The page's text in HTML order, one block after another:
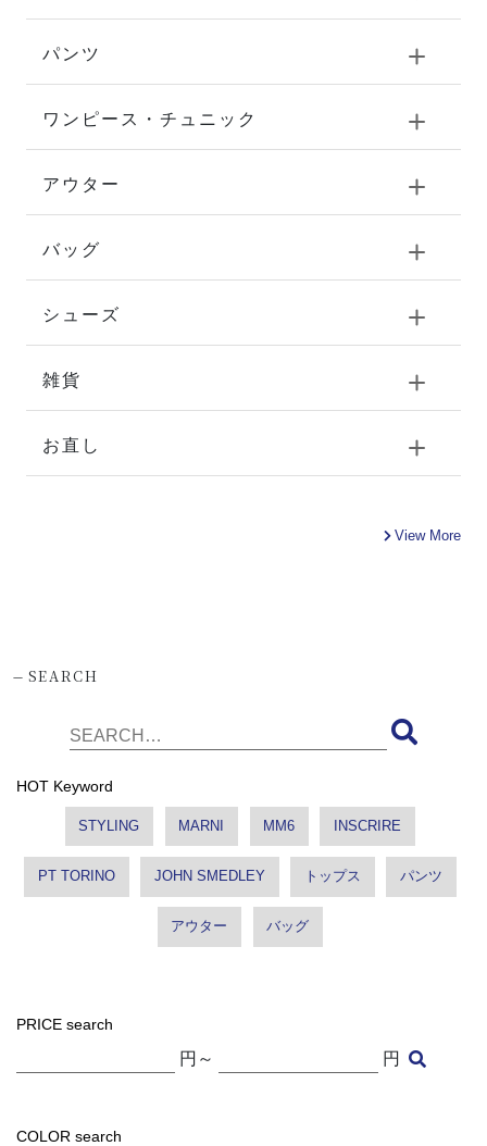
パンツ
ワンピース・チュニック
アウター
バッグ
シューズ
雑貨
お直し
View More
-SEARCH
HOT Keyword
STYLING MARNI MM6 INSCRIRE
PT TORINO JOHN SMEDLEY トップス パンツ
アウター バッグ
PRICE search
円～ 円
COLOR search